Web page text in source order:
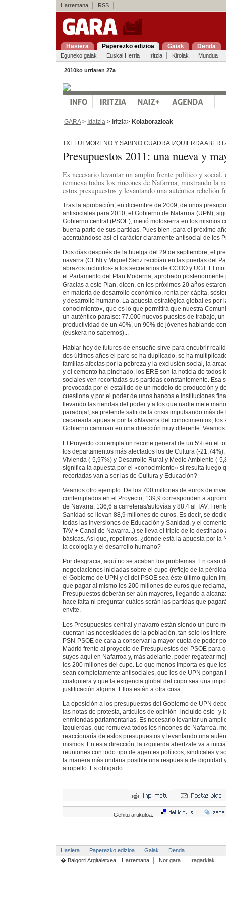
Harremana RSS
Hasiera Paperezko edizioa Gaiak Denda
Eguneko gaiak Euskal Herria Iritzia Kirolak Mundua
2010ko urriaren 27a
GARA> Idatzia > Iritzia> Kolaborazioak
TXELUI MORENO Y SABINO CUADRA IZQUIERDA
Presupuestos 2011: una nueva y
Es necesario levantar un amplio frente político y social,
remueva todos los rincones de Nafarroa, mostrando la
estos presupuestos y levantando una auténtica rebelión
Tras la aprobación, en diciembre de 2009, de unos
antisociales para 2010, el Gobierno de Nafarroa (UPN),
Gobierno central (PSOE), metió motosierra en los mismos
buena parte de sus partidas. Pues bien, para el próximo
acentuándose así el carácter claramente antisocial de los
Dos días después de la huelga del 29 de septiembre, el
navarra (CEN) y Miguel Sanz recibían en las puertas del
abrazos incluidos- a los secretarios de CCOO y UGT. El
el Parlamento del Plan Moderna, aprobado posteriormente
Gracias a este Plan, dicen, en los próximos 20 años
en materia de desarrollo económico, renta per cápita,
y desarrollo humano. La apuesta estratégica global es por
conocimiento», que es lo que permitirá que nuestra
un auténtico paraíso: 77.000 nuevos puestos de trabajo,
productividad de un 40%, un 90% de jóvenes hablando
(euskera no sabemos)...
Hablar hoy de futuros de ensueño sirve para encubrir
dos últimos años el paro se ha duplicado, se ha
familias afectas por la pobreza y la exclusión social, la
y el cemento ha pinchado, los ERE son la noticia de todos
sociales ven recortadas sus partidas constantemente. Esa
provocada por el estallido de un modelo de producción y
cuestiona y por el poder de unos bancos e instituciones
llevando las riendas del poder y a los que nadie mete
paradoja!, se pretende salir de la crisis impulsando más de
cacareada apuesta por la «Navarra del conocimiento», los
Gobierno caminan en una dirección muy diferente. Veamos.
El Proyecto contempla un recorte general de un 5% en el
los departamentos más afectados los de Cultura (-
Vivienda (-5,97%) y Desarrollo Rural y Medio Ambiente (-
significa la apuesta por el «conocimiento» si resulta luego
recortadas van a ser las de Cultura y Educación?
Veamos otro ejemplo. De los 700 millones de euros de
contemplados en el Proyecto, 139,9 corresponden a
de Navarra, 136,6 a carreteras/autovías y 88,4 al TAV.
Sanidad se llevan 88,9 millones de euros. Es decir, se
todas las inversiones de Educación y Sanidad, y el
TAV + Canal de Navarra...) se lleva el triple de lo
básicas. Así que, repetimos, ¿dónde está la apuesta por la
la ecología y el desarrollo humano?
Por desgracia, aquí no se acaban los problemas. En caso
negociaciones iniciadas sobre el cupo (reflejo de la
el Gobierno de UPN y el del PSOE sea éste último quien
que pagar al mismo los 200 millones de euros que
Presupuestos deberán ser aún mayores, llegando a
hace falta ni preguntar cuáles serán las partidas que
envite.
Los Presupuestos central y navarro están siendo un puro
cuentan las necesidades de la población, tan solo los
PSN-PSOE de cara a conservar la mayor cuota de poder
Madrid frente al proyecto de Presupuestos del PSOE para
suyos aquí en Nafarroa y, más adelante, poder regatear
los 200 millones del cupo. Lo que menos importa es que
sean completamente antisociales, que los de UPN pongan
cualquiera y que la exigencia global del cupo sea una
justificación alguna. Ellos están a otra cosa.
La oposición a los presupuestos del Gobierno de UPN
las notas de protesta, artículos de opinión -incluido éste- y
enmiendas parlamentarias. Es necesario levantar un
izquierdas, que remueva todos los rincones de Nafarroa,
reaccionaria de estos presupuestos y levantando una
mismos. En esta dirección, la izquierda abertzale va a
reuniones con todo tipo de agentes políticos, sindicales y
la manera más unitaria posible una respuesta de dignidad
atropello. Es obligado.
Gehitu artikuloa:
Hasiera Paperezko edizioa Gaiak
Denda
� Baigorri Argitaletxea
Harremana Nor gara Iragarkiak